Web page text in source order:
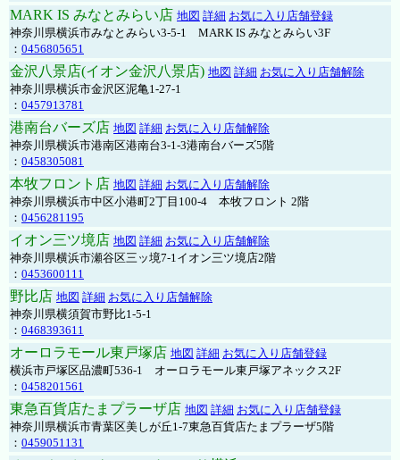
MARK IS みなとみらい店 地図 詳細 お気に入り店舗登録
神奈川県横浜市みなとみらい3-5-1 MARK IS みなとみらい3F
： 0456805651
金沢八景店(イオン金沢八景店) 地図 詳細 お気に入り店舗解除
神奈川県横浜市金沢区泥亀1-27-1
： 0457913781
港南台バーズ店 地図 詳細 お気に入り店舗解除
神奈川県横浜市港南区港南台3-1-3港南台バーズ5階
： 0458305081
本牧フロント店 地図 詳細 お気に入り店舗解除
神奈川県横浜市中区小港町2丁目100-4 本牧フロント 2階
： 0456281195
イオン三ツ境店 地図 詳細 お気に入り店舗解除
神奈川県横浜市瀬谷区三ッ境7-1イオン三ツ境店2階
： 0453600111
野比店 地図 詳細 お気に入り店舗解除
神奈川県横須賀市野比1-5-1
： 0468393611
オーロラモール東戸塚店 地図 詳細 お気に入り店舗登録
横浜市戸塚区品濃町536-1 オーロラモール東戸塚アネックス2F
： 0458201561
東急百貨店たまプラーザ店 地図 詳細 お気に入り店舗登録
神奈川県横浜市青葉区美しが丘1-7東急百貨店たまプラーザ5階
： 0459051131